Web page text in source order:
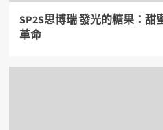
SP2S思博瑞 發光的糖果：
革命